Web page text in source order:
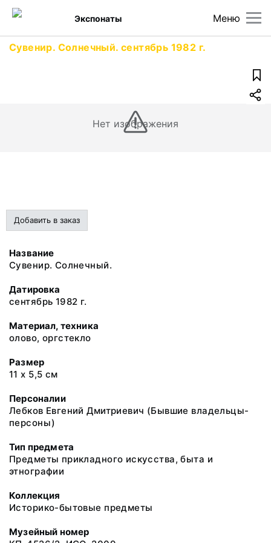
Меню
Экспонаты
Сувенир. Солнечный. сентябрь 1982 г.
Нет изображения
Добавить в заказ
Название
Сувенир. Солнечный.
Датировка
сентябрь 1982 г.
Материал, техника
олово, оргстекло
Размер
11 х 5,5 см
Персоналии
Лебков Евгений Дмитриевич (Бывшие владельцы-
персоны)
Тип предмета
Предметы прикладного искусства, быта и
этнографии
Коллекция
Историко-бытовые предметы
Музейный номер